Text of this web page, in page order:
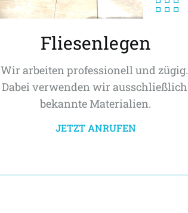
Fliesenlegen
Wir arbeiten professionell und zügig.
Dabei verwenden wir ausschließlich
bekannte Materialien.
JETZT ANRUFEN